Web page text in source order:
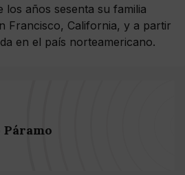
los años sesenta su familia
Francisco, California, y a partir
en el país norteamericano.